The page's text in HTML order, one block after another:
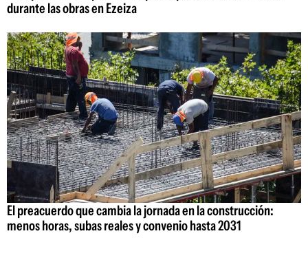
durante las obras en Ezeiza
El preacuerdo que cambia la jornada en la construcción:
menos horas, subas reales y convenio hasta 2031